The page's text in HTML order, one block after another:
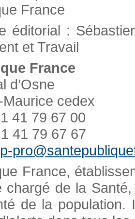
France
éditorial :
et Travail
France
d’Osne
cedex
41 79 67 00
41 79 67 67
France,
chargé de la
de la